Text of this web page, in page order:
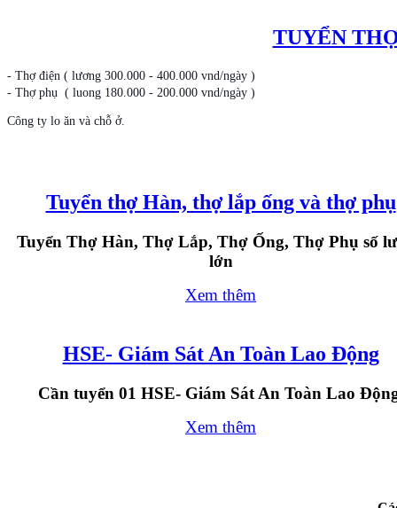
Dự án nhà máy sơ sợi Đình Vũ Hải
Dự án lắp bồn công nghệ Malaisia
Chi ( 2011)
Lắp đặt bơm của nhà máy sữa Bình
Dự án nhà máy sữa Vinamilk khu
công nghiệp Vietnam Singapor, Bình
TUYỂN
- Thợ điện ( lương 300.000 - 400.000 vnd/ngày )
- Thợ phụ ( luong 180.000 - 200.000 vnd/ngày )
Công ty lo ăn và chỗ ở.
Tuyển thợ Hàn, thợ lắp ống và thợ phụ
Tuyển Thợ Hàn, Thợ Lắp, Thợ Ống, Thợ Phụ số
lớn
Xem thêm
HSE- Giám Sát An Toàn Lao Động
Cần tuyển 01 HSE- Giám Sát An Toàn Lao
Xem thêm